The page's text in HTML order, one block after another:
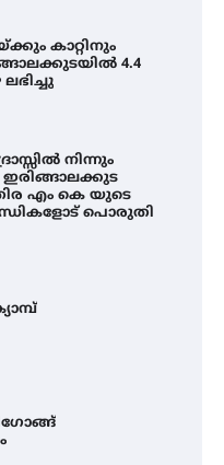
നിന്നും
ഇരിങ്ങാലക്കുട
എം കെ യുടെ
പൊരുതി
സെക്കൻഡറി